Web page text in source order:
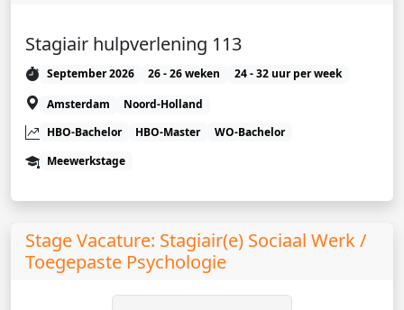
Stagiair hulpverlening 113
September 2026 26 - 26 weken
24 - 32 uur per week
Amsterdam
Noord-Holland
HBO-Bachelor
HBO-Master
WO-Bachelor
Meewerkstage
Stage Vacature: Stagiair(e) Sociaal Werk /
Toegepaste Psychologie